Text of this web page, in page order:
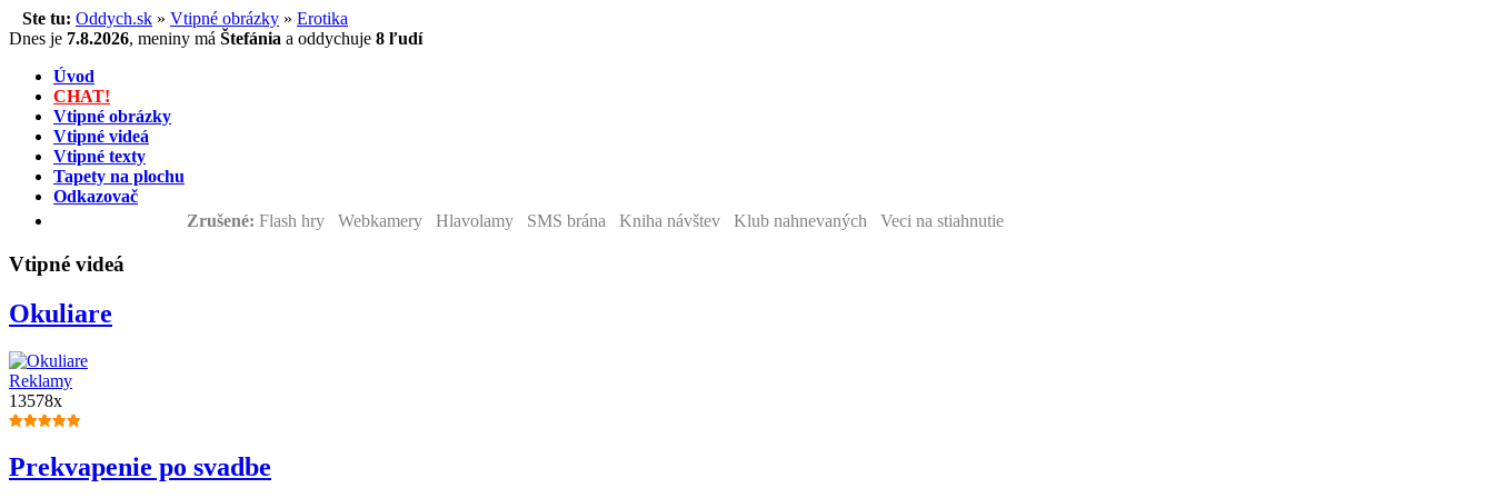
Ste tu: Oddych.sk » Vtipné obrázky » Erotika
Dnes je 7.8.2026, meniny má Štefánia a oddychuje 8 ľudí
Úvod
CHAT!
Vtipné obrázky
Vtipné videá
Vtipné texty
Tapety na plochu
Odkazovač
Zrušené: Flash hry Webkamery Hlavolamy SMS brána Kniha návštev Klub nahnevaných Veci na stiahnutie
Vtipné videá
Okuliare
Reklamy
13578x
Prekvapenie po svadbe